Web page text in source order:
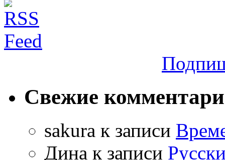
Свежие
sakura к записи
Дина к записи